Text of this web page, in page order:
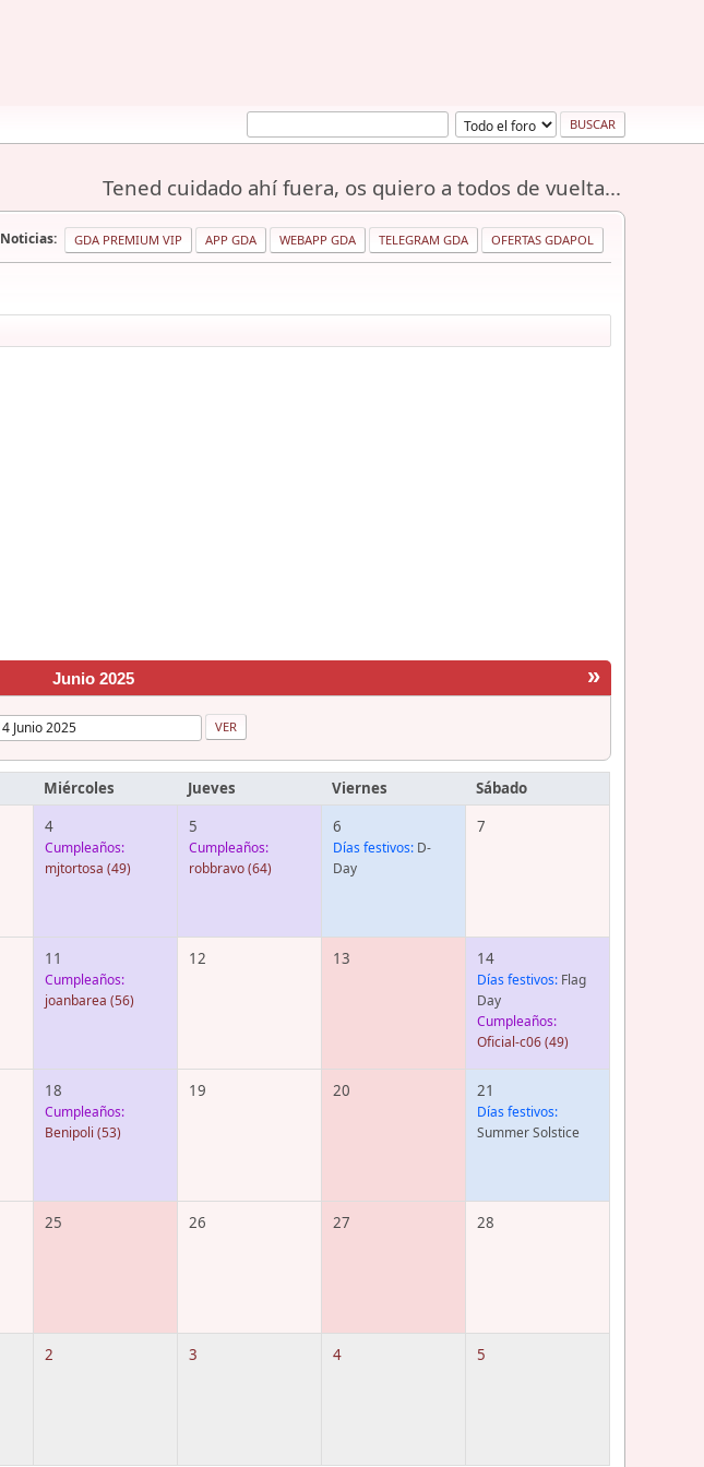
Tened cuidado ahí fuera, os quiero a todos de vuelta...
Noticias: GDA PREMIUM VIP APP GDA WEBAPP GDA TELEGRAM GDA OFERTAS GDAPOL
»
Junio 2025
Miércoles Jueves Viernes Sábado
4
Cumpleaños:
mjtortosa (49)
5
Cumpleaños:
robbravo(64)
6
Días festivos: D-
Day
7
11
Cumpleaños:
joanbarea (56)
12 13 14
Días festivos: Flag
Day
Cumpleaños:
Oficial-c06(49)
18
Cumpleaños:
Benipoli (53)
19 20 21
Días festivos:
Summer Solstice
25 26 27 28
2 3 4 5